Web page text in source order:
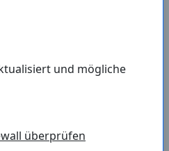
und mögliche
überprüfen